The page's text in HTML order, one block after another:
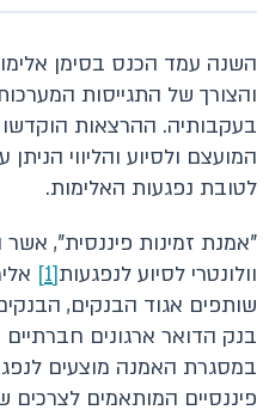
השנה עמד הכנס בסימן
והצורך של התגייסות
בעקבותיה. ההרצאות
המועצם ולסיוע והליווי
לטובת נפגעות האלימות.
וולונטרי לסיוע לנפגעות[1]
שותפים אגוד הבנקים,
בנק הדואר ארגונים
במסגרת האמנה מוצעים
פיננסיים המותאמים לצרכים